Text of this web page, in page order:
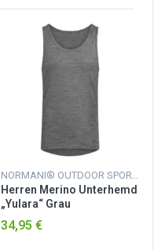
NORMANI® OUTDOOR SPORTS
Herren Merino Unterhemd
„Yulara“ Grau
34,95 €